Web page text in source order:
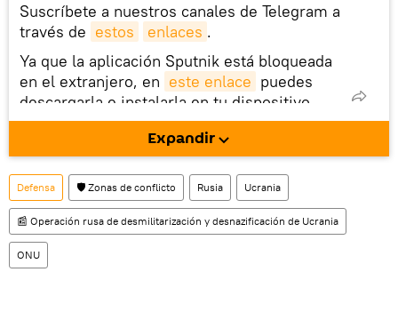
Suscríbete a nuestros canales de Telegram a
través de estos enlaces .
Ya que la aplicación Sputnik está bloqueada
en el extranjero, en este enlace puedes
descargarla e instalarla en tu dispositivo
móvil (¡solo para Android!).
También tenemos una cuenta en la red
social rusa VK .
Expandir
Defensa 🛡️ Zonas de conflicto Rusia Ucrania
📰 Operación rusa de desmilitarización y desnazificación de Ucrania
ONU